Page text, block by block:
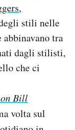
,
stili nelle
abbinavano tra
dagli stilisti,
che ci
Bill
volta sul